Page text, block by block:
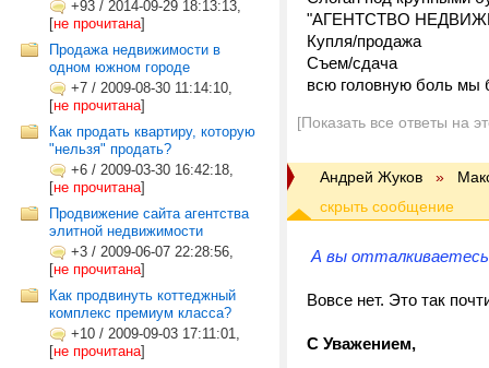
+93 / 2014-09-29 18:13:13,
[не прочитана]
Продажа недвижимости в
одном южном городе
+7 / 2009-08-30 11:14:10,
[не прочитана]
Как продать квартиру, которую
"нельзя" продать?
+6 / 2009-03-30 16:42:18,
[не прочитана]
Продвижение сайта агентства
элитной недвижимости
+3 / 2009-06-07 22:28:56,
[не прочитана]
Как продвинуть коттеджный
комплекс премиум класса?
+10 / 2009-09-03 17:11:01,
[не прочитана]
"АГЕНТСТВО
Купля/продажа
Съем/сдача
всю головную боль мы
[Показать все ответы на
Андрей Жуков »
А вы
Вовсе нет. Это так
С Уважением,